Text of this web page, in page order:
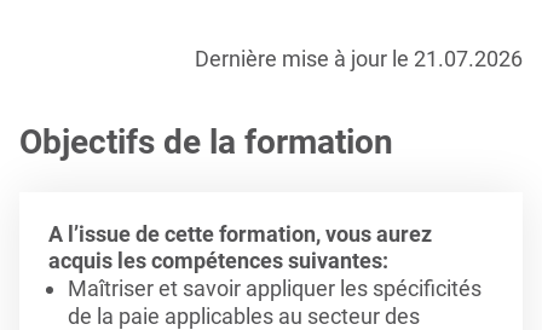
Dernière mise à jour le 21.07.2026
Objectifs de la formation
A l’issue de cette formation, vous aurez
acquis les compétences suivantes:
Maîtriser et savoir appliquer les spécificités
de la paie applicables au secteur des